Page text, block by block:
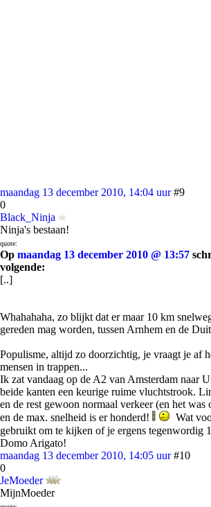
maandag 13 december 2010, 14:04 uur #9
0
Black_Ninja
Ninja's bestaan!
quote:
Op maandag 13 december 2010 @ 13:57
volgende:
[..]
Whahahaha, zo blijkt dat er maar 10 km
gereden mag worden, tussen Arnhem en de
Populisme, altijd zo doorzichtig, je vraagt je af
mensen in trappen...
Ik zat vandaag op de A2 van Amsterdam naar
beide kanten een keurige ruime vluchtstrook.
en de rest gewoon normaal verkeer (en het was
en de max. snelheid is er honderd!
Wat
gebruikt om te kijken of je ergens tegenwordig
Domo Arigato!
maandag 13 december 2010, 14:05 uur #10
0
JeMoeder
MijnMoeder